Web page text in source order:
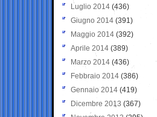
Luglio 2014 (436)
Giugno 2014 (391)
Maggio 2014 (392)
Aprile 2014 (389)
Marzo 2014 (436)
Febbraio 2014 (386)
Gennaio 2014 (419)
Dicembre 2013 (367)